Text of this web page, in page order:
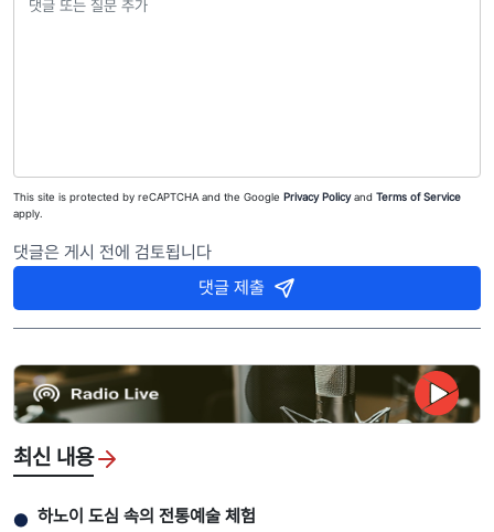
This site is protected by reCAPTCHA and the Google Privacy Policyand Terms of Service
apply.
댓글은 게시 전에 검토됩니다
댓글 제출
최신 내용
● 하노이 도심 속의 전통예술 체험